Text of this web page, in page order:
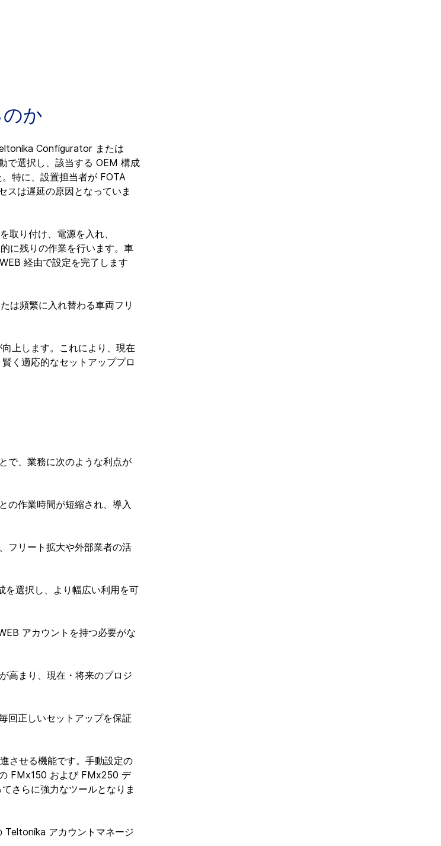
か
Configurator または
で選択し、該当する OEM 構成
特に、設置担当者が FOTA
スは遅延の原因となっていま
取り付け、電源を入れ、
に残りの作業を行います。車
経由で設定を完了します
は頻繁に入れ替わる車両フリ
上します。これにより、現在
く適応的なセットアッププロ
で、業務に次のような利点が
作業時間が短縮され、導入
フリート拡大や外部業者の活
選択し、より幅広い利用を可
アカウントを持つ必要がな
まり、現在・将来のプロジ
正しいセットアップを保証
させる機能です。手動設定の
FMx150 および FMx250 デ
さらに強力なツールとなりま
Teltonika アカウントマネージ